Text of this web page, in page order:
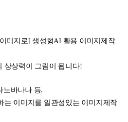
미지로] 생성형AI 활용 이미지제작
상상력이 그림이 됩니다!
노바나나 등.
는 이미지를 일관성있는 이미지제작